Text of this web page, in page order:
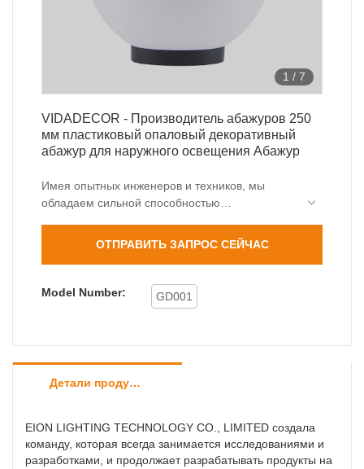
1 / 7
VIDADECOR - Производитель абажуров 250
мм пластиковый опаловый декоративный
абажур для наружного освещения Абажур
Имея опытных инженеров и техников, мы
обладаем сильной способностью
технологии. Основываясь на своих
абажуров для ламп.
ОТПРАВИТЬ ЗАПРОС СЕЙЧАС
Model Number: GD001
Детали продуктов
EION LIGHTING TECHNOLOGY CO., LIMITED создала
команду, которая всегда занимается исследованиями и
разработками, и продолжает разрабатывать продукты на